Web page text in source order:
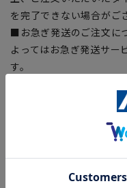
を完了できない場合がご
■お急ぎ発送のご注文に
よってはお急ぎ発送サー
す。